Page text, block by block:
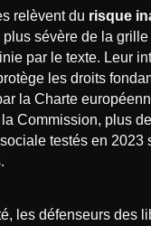
relèvent du risque
sévère de la grille
par le texte. Leur
les droits
la Charte
Commission, plus
testés en 2023
les défenseurs des